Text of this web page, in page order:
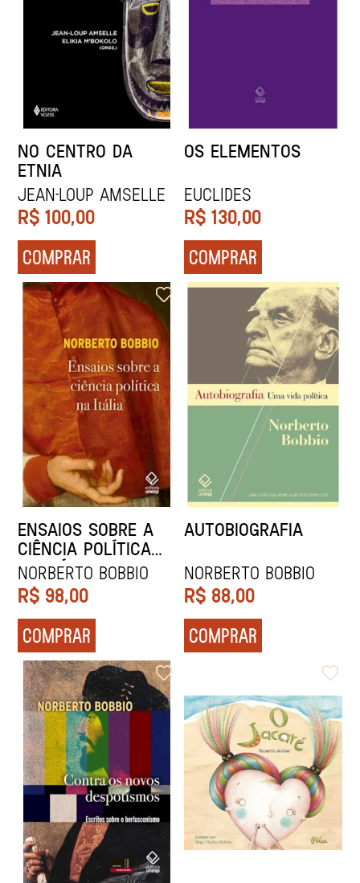
NO CENTRO DA
ETNIA
Jean-Loup Amselle
R$ 100,00
COMPRAR
OS ELEMENTOS
Euclides
R$ 130,00
COMPRAR
ENSAIOS SOBRE A
CIÊNCIA POLÍTICA
NA ITÁLIA
Norberto Bobbio
R$ 98,00
COMPRAR
AUTOBIOGRAFIA
Norberto Bobbio
R$ 88,00
COMPRAR